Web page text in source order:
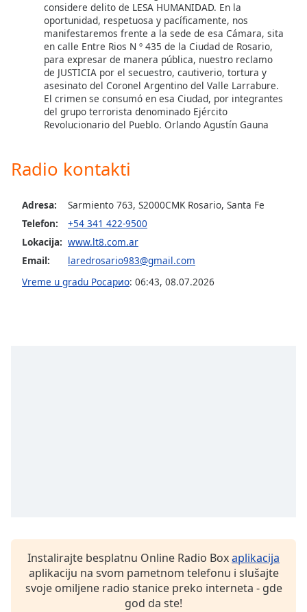
Background
Style
considere delito de LESA HUMANIDAD. En la
oportunidad, respetuosa y pacíficamente, nos
manifestaremos frente a la sede de esa Cámara, sita
en calle Entre Rios N º 435 de la Ciudad de Rosario,
para expresar de manera pública, nuestro reclamo
de JUSTICIA por el secuestro, cautiverio, tortura y
asesinato del Coronel Argentino del Valle Larrabure.
El crimen se consumó en esa Ciudad, por integrantes
del grupo terrorista denominado Ejército
Revolucionario del Pueblo. Orlando Agustín Gauna
Radio kontakti
Adresa:
Sarmiento 763, S2000CMK Rosario, Santa Fe
Telefon:
+54 341 422-9500
Lokacija: www.lt8.com.ar
Email:
laredrosario983@gmail.com
Vreme u gradu Росарио: 06:43, 08.07.2026
Instalirajte besplatnu Online Radio Boxaplikacija
aplikaciju na svom pametnom telefonu i slušajte
svoje omiljene radio stanice preko interneta - gde
god da ste!